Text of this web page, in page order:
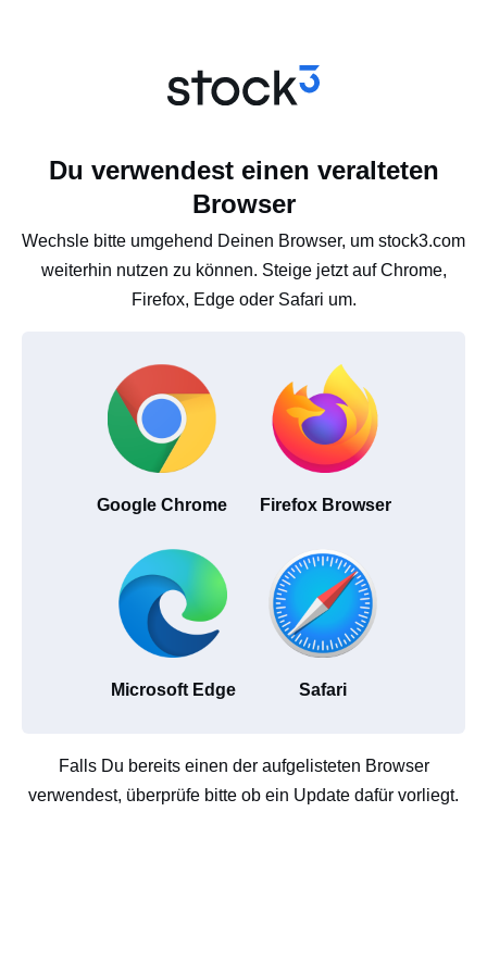
Du verwendest einen veralteten
Browser
Wechsle bitte umgehend Deinen Browser, um stock3.com
weiterhin nutzen zu können. Steige jetzt auf Chrome,
Firefox, Edge oder Safari um.
Google Chrome Firefox Browser
Microsoft Edge Safari
Falls Du bereits einen der aufgelisteten Browser
verwendest, überprüfe bitte ob ein Update dafür vorliegt.